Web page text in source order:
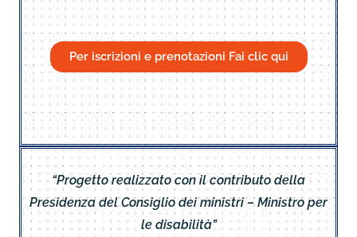
Per iscrizioni e prenotazioni Fai clic qui
“Progetto realizzato con il contributo della
Presidenza del Consiglio dei ministri – Ministro per
le disabilità”